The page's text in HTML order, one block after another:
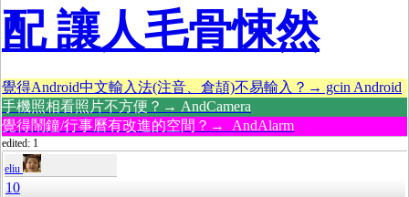
配 讓人毛骨悚然
覺得Android中文輸入法(注音、倉頡)不易輸入？→ gcin Android
手機照相看照片不方便？→ AndCamera
覺得鬧鐘/行事曆有改進的空間？→ AndAlarm
edited: 1
eliu
10